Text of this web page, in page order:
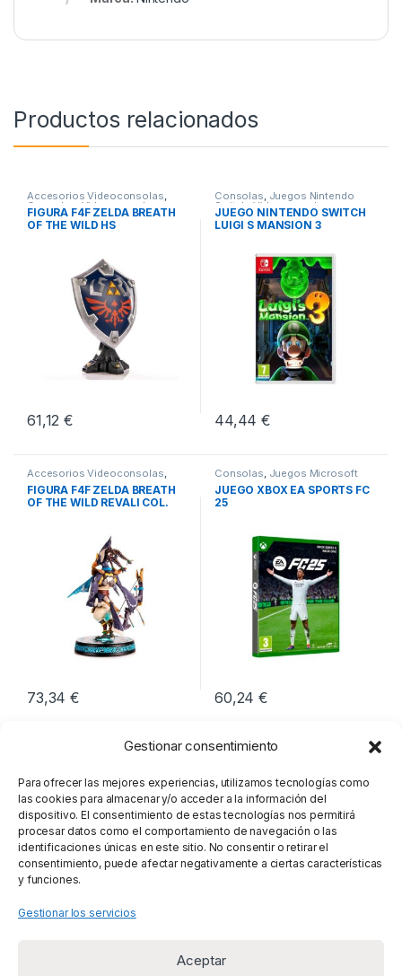
Gestionar consentimiento
Para ofrecer las mejores experiencias, utilizamos tecnologías como
las cookies para almacenar y/o acceder a la información del
dispositivo. El consentimiento de estas tecnologías nos permitirá
procesar datos como el comportamiento de navegación o las
identificaciones únicas en este sitio. No consentir o retirar el
consentimiento, puede afectar negativamente a ciertas características
y funciones.
Gestionar los servicios
Aceptar
Productos relacionados
Accesorios Videoconsolas,
Consolas,Videoconsolas
FIGURA F4F ZELDA BREATH
OF THE WILD HS
61,12€
Consolas, Juegos Nintendo
Switch,Videoconsolas
JUEGO NINTENDO SWITCH
LUIGI S MANSION 3
44,44€
Accesorios Videoconsolas,
Consolas,Videoconsolas
FIGURA F4F ZELDA BREATH
OF THE WILD REVALI COL.
73,34€
Consolas, Juegos Microsoft
Xbox, Videoconsolas
JUEGO XBOX EA SPORTS FC
25
60,24€